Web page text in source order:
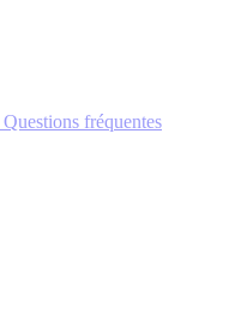
Questions fréquentes